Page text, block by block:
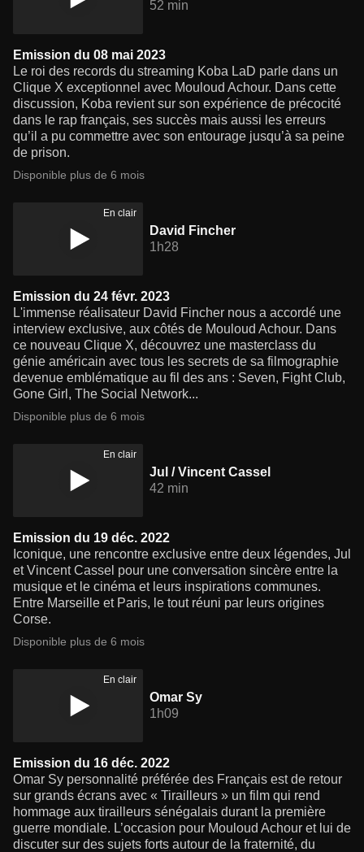
52 min
Emission du 08 mai 2023
Le roi des records du streaming Koba LaD parle dans un
Clique X exceptionnel avec Mouloud Achour. Dans cette
discussion, Koba revient sur son expérience de précocité
dans le rap français, ses succès mais aussi les erreurs
qu’il a pu commettre avec son entourage jusqu’à sa peine
de prison.
Disponible plus de 6 mois
En clair
David Fincher
1h28
Emission du 24 févr. 2023
L'immense réalisateur David Fincher nous a accordé une
interview exclusive, aux côtés de Mouloud Achour. Dans
ce nouveau Clique X, découvrez une masterclass du
génie américain avec tous les secrets de sa filmographie
devenue emblématique au fil des ans : Seven, Fight Club,
Gone Girl, The Social Network...
Disponible plus de 6 mois
En clair
Jul / Vincent Cassel
42 min
Emission du 19 déc. 2022
Iconique, une rencontre exclusive entre deux légendes, Jul
et Vincent Cassel pour une conversation sincère entre la
musique et le cinéma et leurs inspirations communes.
Entre Marseille et Paris, le tout réuni par leurs origines
Corse.
Disponible plus de 6 mois
En clair
Omar Sy
1h09
Emission du 16 déc. 2022
Omar Sy personnalité préférée des Français est de retour
sur grands écrans avec « Tirailleurs » un film qui rend
hommage aux tirailleurs sénégalais durant la première
guerre mondiale. L’occasion pour Mouloud Achour et lui de
discuter sur des sujets forts autour de la fraternité, du